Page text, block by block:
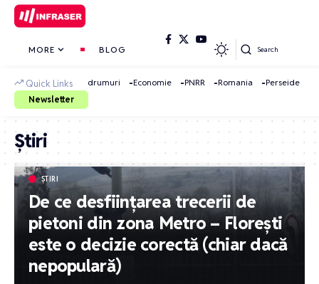
MORE BLOG Search
Quick Links drumuri Economie PNRR Romania
Perseide
Newsletter
Știri
ȘTIRI
De ce desființarea trecerii de
pietoni din zona Metro – Florești
este o decizie corectă (chiar dacă
nepopulară)